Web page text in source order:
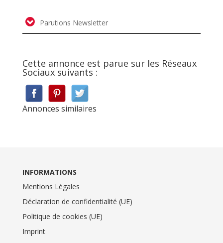
Parutions Newsletter
Cette annonce est parue sur les Réseaux
Sociaux suivants :
Annonces similaires
INFORMATIONS
Mentions Légales
Déclaration de confidentialité (UE)
Politique de cookies (UE)
Imprint